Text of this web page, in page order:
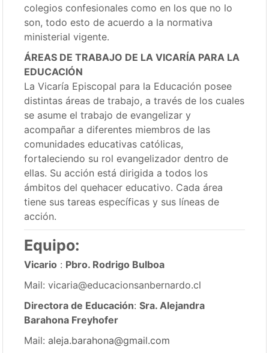
colegios confesionales como en los que no lo
son, todo esto de acuerdo a la normativa
ministerial vigente.
ÁREAS DE TRABAJO DE LA VICARÍA PARA LA
EDUCACIÓN
La Vicaría Episcopal para la Educación posee
distintas áreas de trabajo, a través de los cuales
se asume el trabajo de evangelizar y
acompañar a diferentes miembros de las
comunidades educativas católicas,
fortaleciendo su rol evangelizador dentro de
ellas. Su acción está dirigida a todos los
ámbitos del quehacer educativo. Cada área
tiene sus tareas específicas y sus líneas de
acción.
Equipo:
Vicario : Pbro. Rodrigo Bulboa
Mail: vicaria@educacionsanbernardo.cl
Directora de Educación:Sra. Alejandra
Barahona Freyhofer
Mail: aleja.barahona@gmail.com